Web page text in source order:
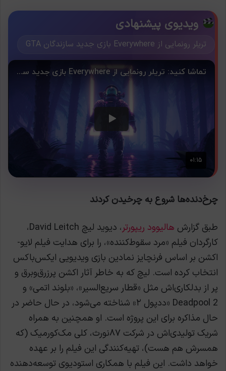
ویدیوی پیشنهادی
تریلر رونمایی از Everywhere بازی جدید سازندگان GTA
چرخ‌دنده‌ها شروع به چرخیدن کردند
طبق گزارش هالیوود ریپورتر
، دیوید لیچ David Leitch،
کارگردان فیلم «مرد سقوط‌کننده»، را برای هدایت فیلم لایو-
اکشن بر اساس فرنچایز نمادین بازی ویدیویی ایکس‌باکس
انتخاب کرده است. لیچ که به خاطر آثار اکشن پرزرق‌وبرق و
پر از بدلکاری‌اش مثل «قطار سریع‌السیر»، «بلوند اتمی» و
Deadpool 2 «ددپول ۲» شناخته می‌شود، در حال حاضر در
حال مذاکره برای این پروژه است. او همچنین به همراه
شریک تولیدی‌اش در شرکت ۸۷نورث، کلی مک‌کورمیک (که
همسرش هم هست)، تهیه‌کنندگی این فیلم را بر عهده
خواهد داشت. این فیلم با همکاری استودیوی توسعه‌دهنده